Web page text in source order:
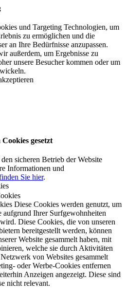
und Targeting Technologien, um
zu ermöglichen und die
an Ihre Bedürfnisse anzupassen.
außerdem, um Ergebnisse zu
unsere Besucher kommen oder um
gesetzt
sicheren Betrieb der Website
Informationen und
Sie hier.
Diese Cookies werden genutzt, um
aufgrund Ihrer Surfgewohnheiten
Diese Cookies, die von unseren
bereitgestellt werden, können
Website gesammelt haben, mit
welche sie durch Aktivitäten
von Websites gesammelt
oder Werbe-Cookies entfernen
Anzeigen angezeigt. Diese sind
nicht relevant.